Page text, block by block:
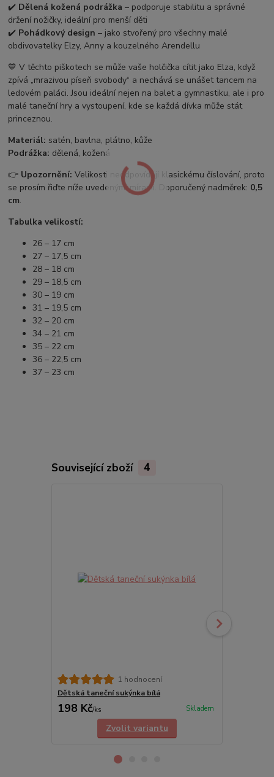
✔️ Dělená kožená podrážka – podporuje stabilitu a správné
držení nožičky, ideální pro menší děti
✔️ Pohádkový design – jako stvořený pro všechny malé
obdivovatelky Elzy, Anny a kouzelného Arendellu
💙 V těchto piškotech se může vaše holčička cítit jako Elza, když
zpívá „mrazivou píseň svobody“ a nechává se unášet tancem na
ledovém paláci. Jsou ideální nejen na balet a gymnastiku, ale i pro
malé taneční hry a vystoupení, kde se každá dívka může stát
princeznou.
Materiál: satén, bavlna, plátno, kůže
Podrážka: dělená, kožená
👉 Upozornění: Velikosti neodpovídají klasickému číslování, proto
se prosím řiďte níže uvedenými mírami. Doporučený nadměrek: 0,5
cm.
Tabulka velikostí:
26 – 17 cm
27 – 17,5 cm
28 – 18 cm
29 – 18,5 cm
30 – 19 cm
31 – 19,5 cm
32 – 20 cm
34 – 21 cm
35 – 22 cm
36 – 22,5 cm
37 – 23 cm
Související zboží 4
1 hodnocení
Dětská taneční sukýnka bílá
198 Kč/ks Skladem
Zvolit variantu